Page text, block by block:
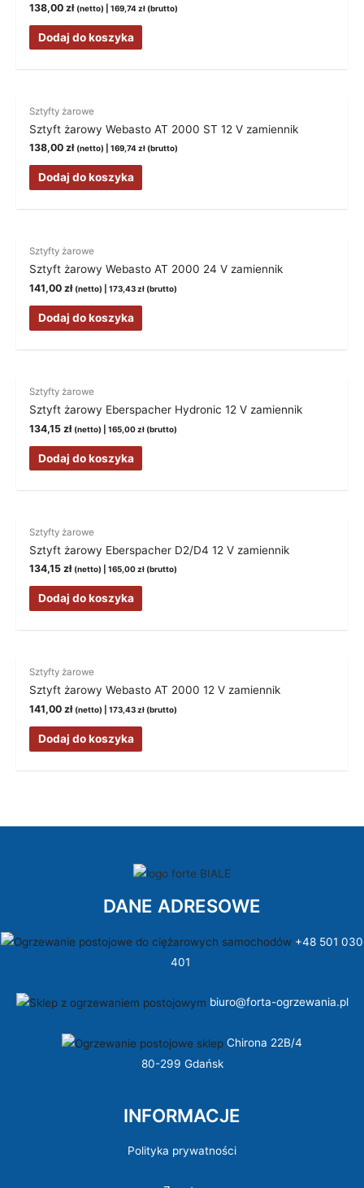
138,00zł (netto) |169,74zł (brutto)
Dodaj do koszyka
Sztyfty żarowe
Sztyft żarowy Webasto AT 2000 ST 12 V zamiennik
138,00zł (netto) |169,74zł (brutto)
Dodaj do koszyka
Sztyfty żarowe
Sztyft żarowy Webasto AT 2000 24 V zamiennik
141,00zł (netto) |173,43zł (brutto)
Dodaj do koszyka
Sztyfty żarowe
Sztyft żarowy Eberspacher Hydronic 12 V zamiennik
134,15zł (netto) |165,00zł (brutto)
Dodaj do koszyka
Sztyfty żarowe
Sztyft żarowy Eberspacher D2/D4 12 V zamiennik
134,15zł (netto) |165,00zł (brutto)
Dodaj do koszyka
Sztyfty żarowe
Sztyft żarowy Webasto AT 2000 12 V zamiennik
141,00zł (netto) |173,43zł (brutto)
Dodaj do koszyka
DANE ADRESOWE
+48 501 030
401
biuro@forta-ogrzewania.pl
Chirona 22B/4
80-299 Gdańsk
INFORMACJE
Polityka prywatności